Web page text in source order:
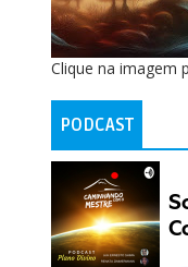
Clique na imagem
PODCAST